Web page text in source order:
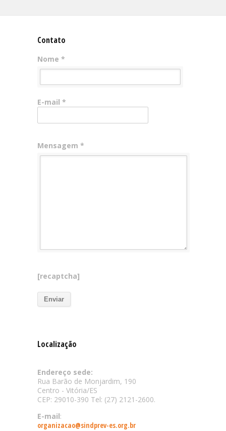
Contato
Nome *
E-mail *
Mensagem *
[recaptcha]
Localização
Endereço sede:
Rua Barão de Monjardim, 190
Centro - Vitória/ES
CEP: 29010-390 Tel: (27) 2121-2600.
E-mail:
organizacao@sindprev-es.org.br